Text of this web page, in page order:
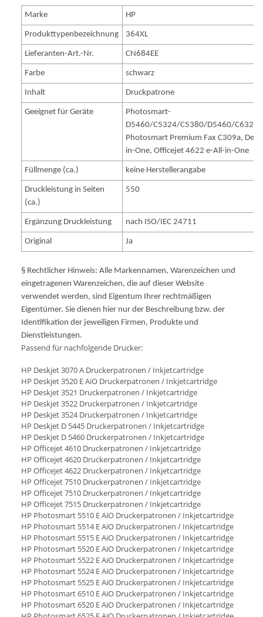
Marke HP
Produkttypenbezeichnung 364XL
Lieferanten-Art.-Nr. CN684EE
Farbe schwarz
Inhalt Druckpatrone
Geeignet für Geräte
Photosmart-
D5460/C5324/C5380/D5460/
Photosmart Premium Fax C309a,
in-One, Officejet 4622 e-All-in-One
Füllmenge (ca.) keine Herstellerangabe
Druckleistung in Seiten
(ca.)
550
Ergänzung Druckleistung nach ISO/IEC 24711
Original Ja
§ Rechtlicher Hinweis: Alle Markennamen, Warenzeichen und
eingetragenen Warenzeichen, die auf dieser Website
verwendet werden, sind Eigentum Ihrer rechtmäßigen
Eigentümer. Sie dienen hier nur der Beschreibung bzw. der
Identifikation der jeweiligen Firmen, Produkte und
Dienstleistungen.
Passend für nachfolgende Drucker:
HP Deskjet 3070 A Druckerpatronen / Inkjetcartridge
HP Deskjet 3520 E AiO Druckerpatronen / Inkjetcartridge
HP Deskjet 3521 Druckerpatronen / Inkjetcartridge
HP Deskjet 3522 Druckerpatronen / Inkjetcartridge
HP Deskjet 3524 Druckerpatronen / Inkjetcartridge
HP Deskjet D 5445 Druckerpatronen / Inkjetcartridge
HP Deskjet D 5460 Druckerpatronen / Inkjetcartridge
HP Officejet 4610 Druckerpatronen / Inkjetcartridge
HP Officejet 4620 Druckerpatronen / Inkjetcartridge
HP Officejet 4622 Druckerpatronen / Inkjetcartridge
HP Officejet 7510 Druckerpatronen / Inkjetcartridge
HP Officejet 7510 Druckerpatronen / Inkjetcartridge
HP Officejet 7515 Druckerpatronen / Inkjetcartridge
HP Photosmart 5510 E AiO Druckerpatronen / Inkjetcartridge
HP Photosmart 5514 E AiO Druckerpatronen / Inkjetcartridge
HP Photosmart 5515 E AiO Druckerpatronen / Inkjetcartridge
HP Photosmart 5520 E AiO Druckerpatronen / Inkjetcartridge
HP Photosmart 5522 E AiO Druckerpatronen / Inkjetcartridge
HP Photosmart 5524 E AiO Druckerpatronen / Inkjetcartridge
HP Photosmart 5525 E AiO Druckerpatronen / Inkjetcartridge
HP Photosmart 6510 E AiO Druckerpatronen / Inkjetcartridge
HP Photosmart 6520 E AiO Druckerpatronen / Inkjetcartridge